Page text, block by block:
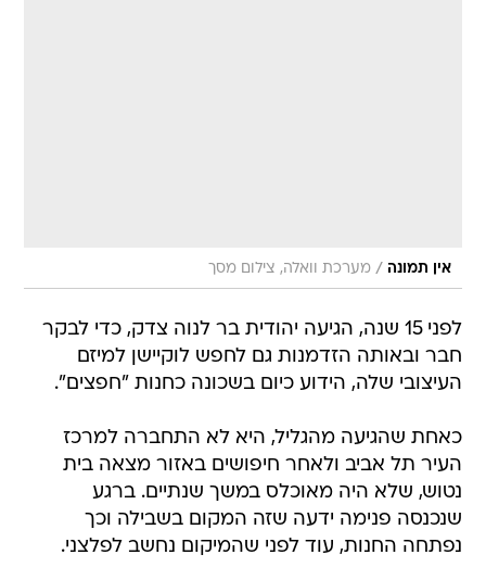
אין תמונה / מערכת וואלה, צילום מסך
לפני 15 שנה, הגיעה יהודית בר לנוה צדק, כדי לבקר
חבר ובאותה הזדמנות גם לחפש לוקיישן למיזם
העיצובי שלה, הידוע כיום בשכונה כחנות "חפצים".
כאחת שהגיעה מהגליל, היא לא התחברה למרכז
העיר תל אביב ולאחר חיפושים באזור מצאה בית
נטוש, שלא היה מאוכלס במשך שנתיים. ברגע
שנכנסה פנימה ידעה שזה המקום בשבילה וכך
נפתחה החנות, עוד לפני שהמיקום נחשב לפלצני.